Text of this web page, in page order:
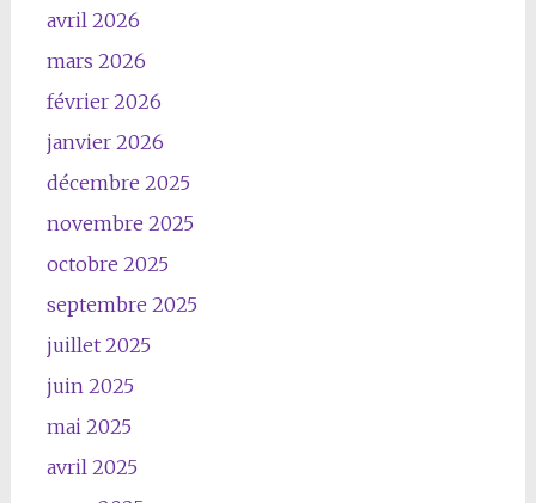
avril 2026
mars 2026
février 2026
janvier 2026
décembre 2025
novembre 2025
octobre 2025
septembre 2025
juillet 2025
juin 2025
mai 2025
avril 2025